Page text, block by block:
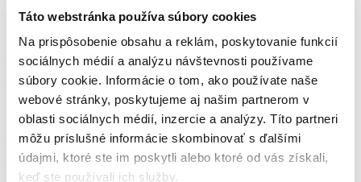
Táto webstránka používa súbory cookies
Na prispôsobenie obsahu a reklám, poskytovanie funkcií
sociálnych médií a analýzu návštevnosti používame
súbory cookie. Informácie o tom, ako používate naše
webové stránky, poskytujeme aj našim partnerom v
oblasti sociálnych médií, inzercie a analýzy. Títo partneri
môžu príslušné informácie skombinovať s ďalšími
údajmi, ktoré ste im poskytli alebo ktoré od vás získali,
keď ste používali ich služby.
magna aliquat enim veniam, quis nostrud exdra anim id est
laborum. Sed ut perspiciatis unde omnis iste natus error sit
voluptatem accusan catium dolore mque laudantium, totam
rem aperiam, eaque ipsa quae ab illo inventore.
Lorem ipsum dolor sit amet, consectetur adipisicing elit, sed
do eiusmod tempor incididunt ut labore dolore magna aliqua.
Ut enim ad minim veniam, quis nostrud exercitation ullamco